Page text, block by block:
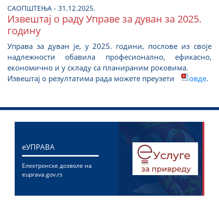
САОПШТЕЊА - 31.12.2025.
Извештај о раду Управе за дуван за 2025.
годину
Управа за дуван је, у 2025. години, послове из своје
надлежности обавила професионално, ефикасно,
економично и у складу са планираним роковима.
Извештај о резултатима рада можете преузети
овде.
eУПРАВА
Електронске дозволе на
euprava.gov.rs